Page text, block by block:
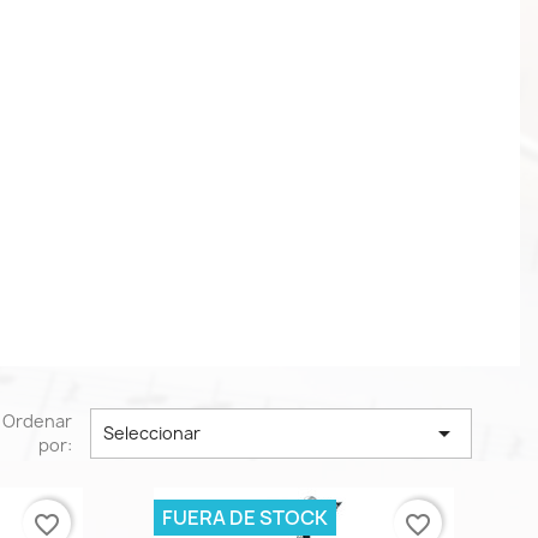
Ordenar
por:
Seleccionar 
favorite_border FUERA DE STOCK favorite_border